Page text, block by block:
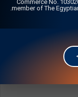
Commerce No.
member of The